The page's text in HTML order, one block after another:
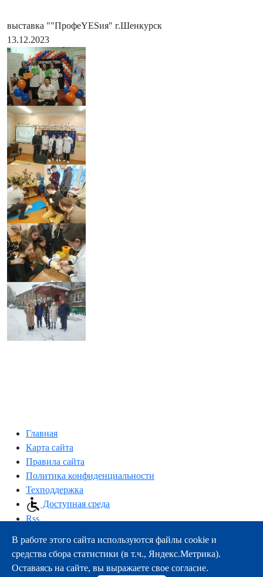
выставка ""ПрофeYESия" г.Шенкурск
13.12.2023
Главная
Карта сайта
Правила сайта
Политика конфиденциальности
Техподдержка
Доступная среда
Rss
163000, г.Архангельск, пр-т Троицкий, 51
тел.:+7 (8182) 21-11-63
e-mail:info@nsmu.ru
В работе этого сайта используются файлы cookie и
средства сбора статистики (в т.ч., Яндекс.Метрика).
Оставаясь на сайте, вы выражаете свое согласие.